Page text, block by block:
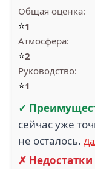
Общая оценка:
⭐1
Атмосфера:
⭐2
Руководство:
⭐1
✓
сейчас уже
не осталось.
✗ Недостатки